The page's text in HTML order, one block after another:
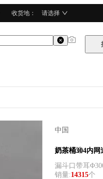
收货地 ： 请选择
中国
酒总精选
奶茶桶304内
漏斗口带耳
销量:14315个